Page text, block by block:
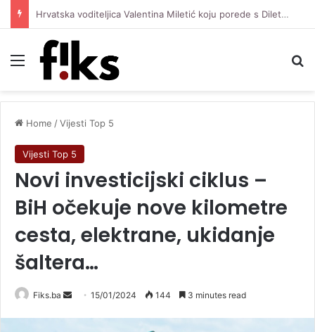
Hrvatska voditeljica Valentina Miletić koju porede s Dilettom Leotom oduševila pozirajući u bikiniju
Menu
Home /Vijesti Top 5
Vijesti Top 5
Novi investicijski ciklus –
BiH očekuje nove kilometre
cesta, elektrane, ukidanje
šaltera…
Fiks.ba
Send15/01/2024 144 3 minutes read